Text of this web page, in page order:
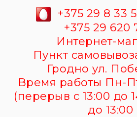
+375 29 8
+375 29 620
Интернет-
Пункт
Гродно ул.
Время работы Пн-
(перерыв с 13:00 до
до 13:00